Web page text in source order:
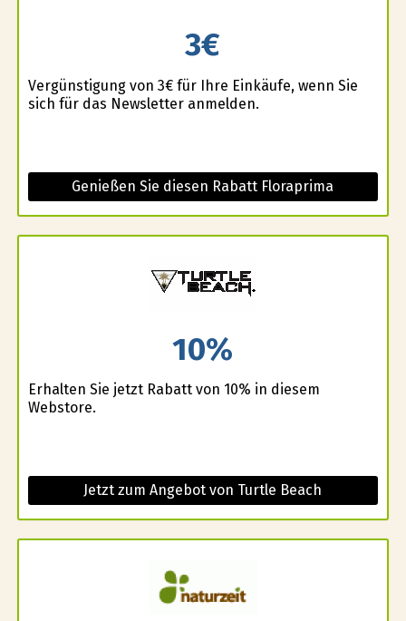
3€
Vergünstigung von 3€ für Ihre Einkäufe, wenn Sie
sich für das Newsletter anmelden.
Genießen Sie diesen Rabatt Floraprima
10%
Erhalten Sie jetzt Rabatt von 10% in diesem
Webstore.
Jetzt zum Angebot von Turtle Beach